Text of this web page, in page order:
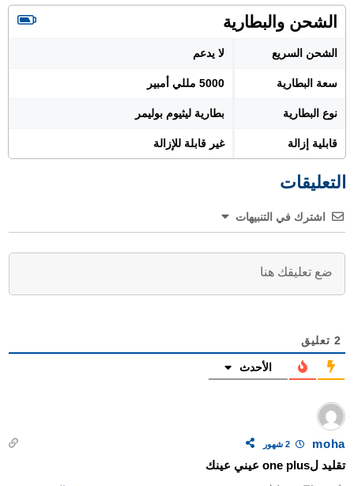
الشحن والبطارية
الشحن السريع لا يدعم
سعة البطارية 5000 مللي أمبير
نوع البطارية بطارية ليثيوم بوليمر
قابلية إزالة غير قابلة للإزالة
التعليقات
اشترك في التنبيهات
2 تعليق
الأحدث
moha
تقليد لone plus عيني عينك